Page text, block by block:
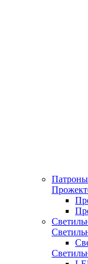
Патроны